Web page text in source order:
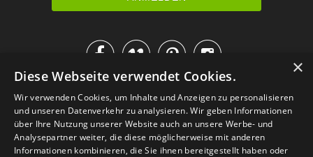

IM KATALOG BLÄTTERN
×
Diese Webseite verwendet Cookies.
Wir verwenden Cookies, um Inhalte und Anzeigen zu personalisieren
und unseren Datenverkehr zu analysieren. Wir geben Informationen
über Ihre Nutzung unserer Website auch an unsere Werbe- und
Analysepartner weiter, die diese möglicherweise mit anderen
Informationen kombinieren, die Sie ihnen bereitgestellt haben oder